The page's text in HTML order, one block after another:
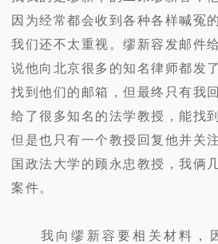
因为经常都会收到各种各样喊冤
我们还不太重视。缪新容发邮件
说他向北京很多的知名律师都发
找到他们的邮箱，但最终只有我
给了很多知名的法学教授，能找
但是也只有一个教授回复他并关
国政法大学的顾永忠教授，我俩
案件。
我向缪新容要相关材料，